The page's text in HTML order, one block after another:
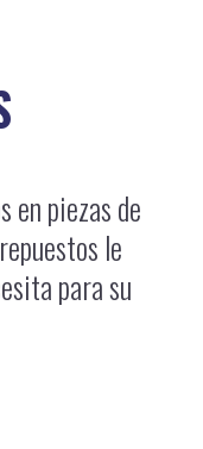
en piezas de
le
para su